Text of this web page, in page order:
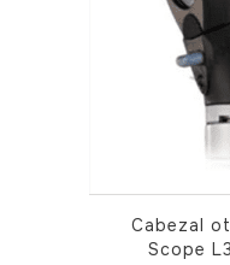
Cabezal
Scope